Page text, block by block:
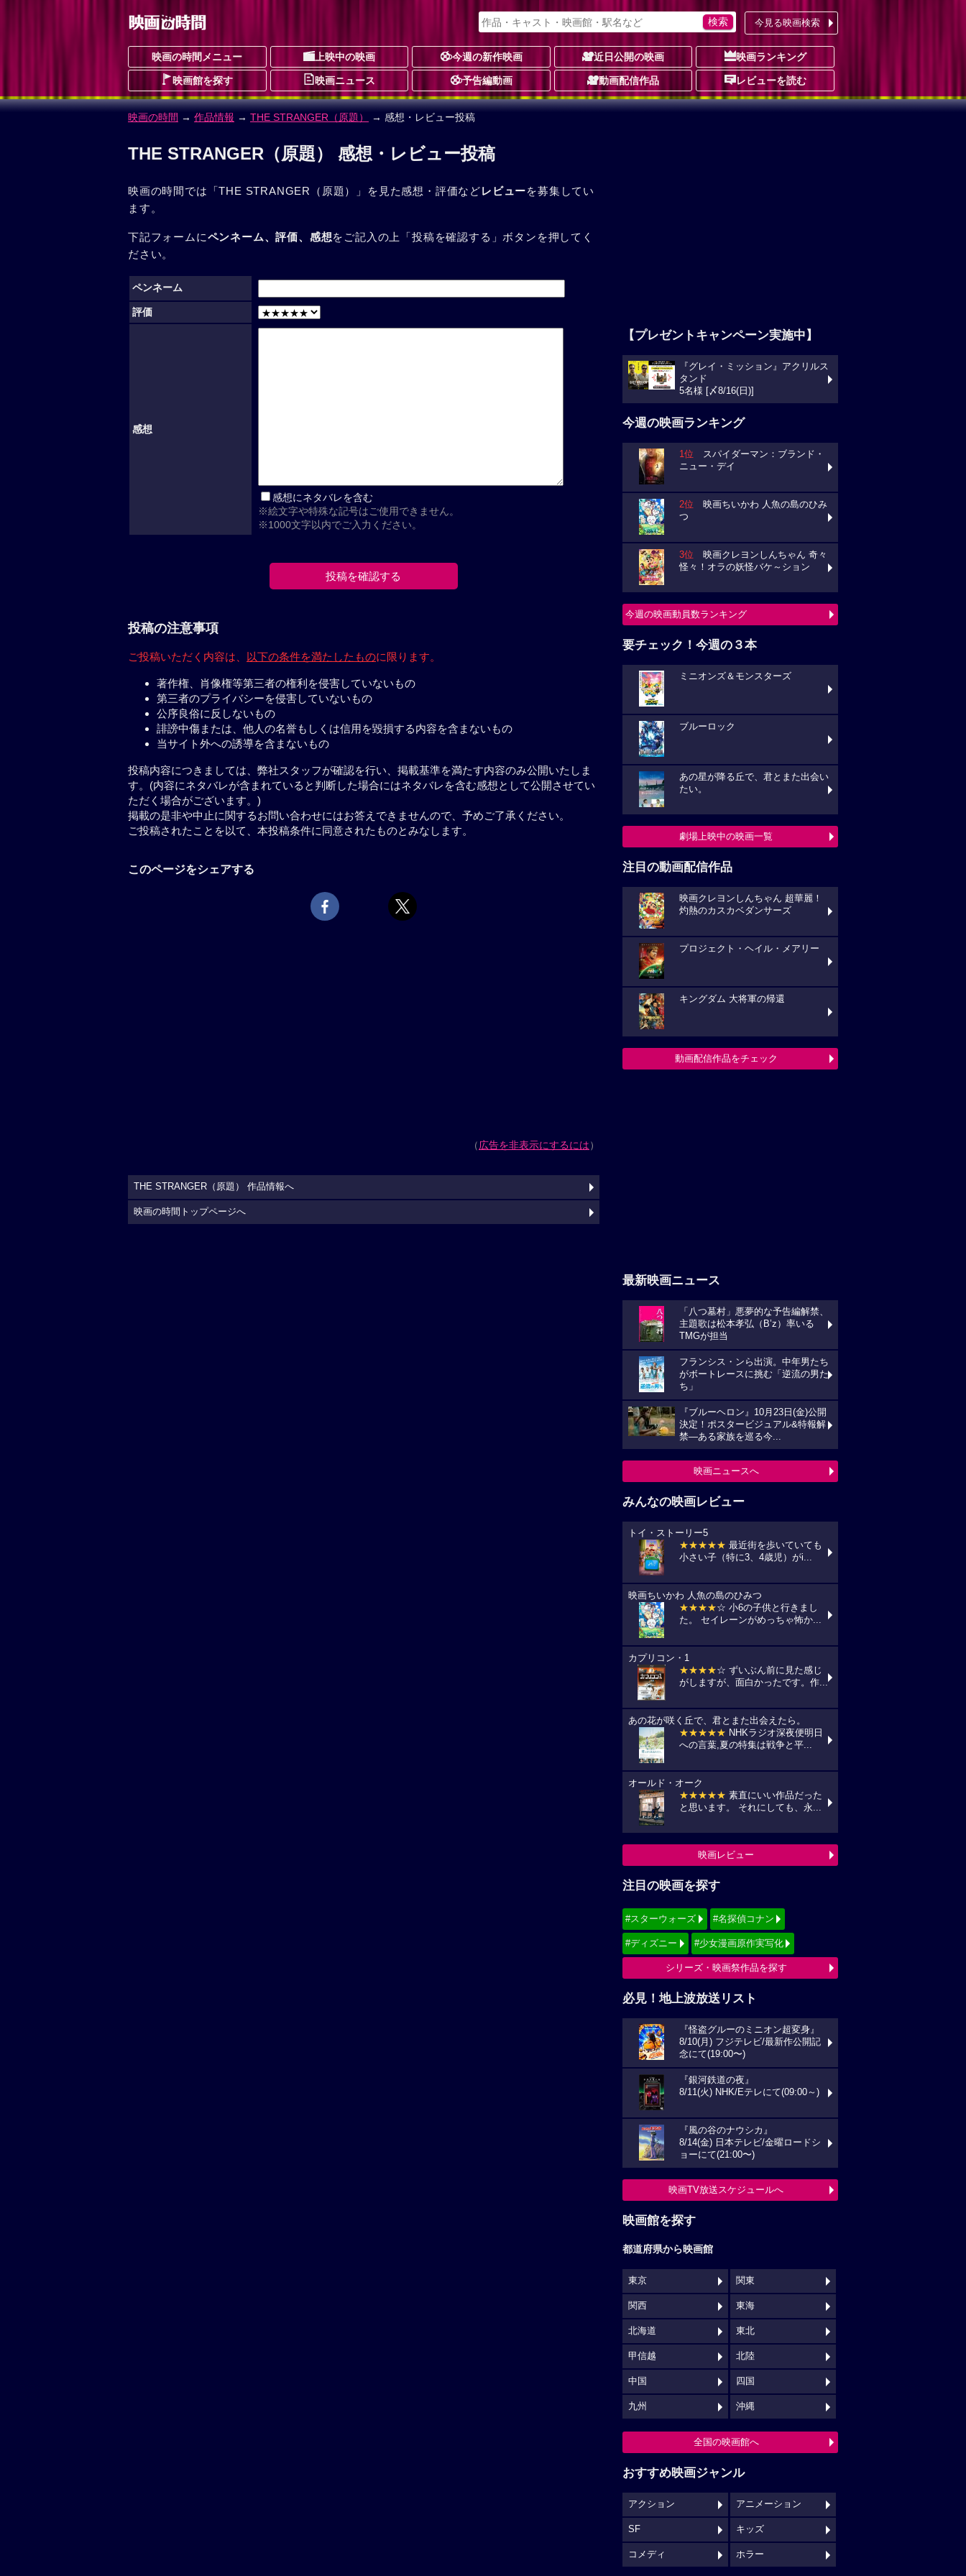
今見る映画検索
映画の時間メニュー 上映中の映画 今週の新作映画 近日公開の映画 映画ランキング
映画館を探す 映画ニュース 予告編動画 動画配信作品 レビューを読む
映画の時間 → 作品情報 → THE STRANGER（原題） → 感想・レビュー投稿
THE STRANGER（原題） 感想・レビュー投稿
映画の時間では「THE STRANGER（原題）」を見た感想・評価などレビューを募集してい
ます。
下記フォームにペンネーム、評価、感想をご記入の上「投稿を確認する」ボタンを押してく
ださい。
ペンネーム
評価
感想
感想にネタバレを含む
※絵文字や特殊な記号はご使用できません。
※1000文字以内でご入力ください。
投稿の注意事項
ご投稿いただく内容は、 以下の条件を満たしたものに限ります。
著作権、肖像権等第三者の権利を侵害していないもの
第三者のプライバシーを侵害していないもの
公序良俗に反しないもの
誹謗中傷または、他人の名誉もしくは信用を毀損する内容を含まないもの
当サイト外への誘導を含まないもの
投稿内容につきましては、弊社スタッフが確認を行い、掲載基準を満たす内容のみ公開いたしま
す。(内容にネタバレが含まれていると判断した場合にはネタバレを含む感想として公開させてい
ただく場合がございます。)
掲載の是非や中止に関するお問い合わせにはお答えできませんので、予めご了承ください。
ご投稿されたことを以て、本投稿条件に同意されたものとみなします。
このページをシェアする
（広告を非表示にするには）
【プレゼントキャンペーン実施中】
『グレイ・ミッション』アクリルス
タンド
5名様 [〆8/16(日)]
今週の映画ランキング
1位 スパイダーマン：ブランド・
ニュー・デイ
2位 映画ちいかわ 人魚の島のひみ
つ
3位 映画クレヨンしんちゃん 奇々
怪々！オラの妖怪バケ～ション
今週の映画動員数ランキング
要チェック！今週の３本
ミニオンズ＆モンスターズ
ブルーロック
あの星が降る丘で、君とまた出会い
たい。
劇場上映中の映画一覧
注目の動画配信作品
映画クレヨンしんちゃん 超華麗！
灼熱のカスカベダンサーズ
プロジェクト・ヘイル・メアリー
キングダム 大将軍の帰還
動画配信作品をチェック
最新映画ニュース
「八つ墓村」悪夢的な予告編解禁、
主題歌は松本孝弘（B’z）率いる
TMGが担当
フランシス・ンら出演。中年男たち
がボートレースに挑む「逆流の男た
ち」
『ブルーヘロン』10月23日(金)公開
決定！ポスタービジュアル&特報解
禁―ある家族を巡る今...
映画ニュースへ
みんなの映画レビュー
トイ・ストーリー5
★★★★★ 最近街を歩いていても
小さい子（特に3、4歳児）がi...
映画ちいかわ 人魚の島のひみつ
★★★★☆ 小6の子供と行きまし
た。 セイレーンがめっちゃ怖か...
カプリコン・1
★★★★☆ ずいぶん前に見た感じ
がしますが、面白かったです。作...
あの花が咲く丘で、君とまた出会えたら。
★★★★★ NHKラジオ深夜便明日
への言葉,夏の特集は戦争と平...
オールド・オーク
★★★★★ 素直にいい作品だった
と思います。 それにしても、永...
映画レビュー
注目の映画を探す
#スターウォーズ #名探偵コナン
#ディズニー #少女漫画原作実写化
シリーズ・映画祭作品を探す
必見！地上波放送リスト
『怪盗グルーのミニオン超変身』
8/10(月) フジテレビ/最新作公開記
念にて(19:00〜)
『銀河鉄道の夜』
8/11(火) NHK/Eテレにて(09:00～)
『風の谷のナウシカ』
8/14(金) 日本テレビ/金曜ロードシ
ョーにて(21:00〜)
映画TV放送スケジュールへ
映画館を探す
都道府県から映画館
東京 関東
関西 東海
北海道 東北
甲信越 北陸
中国 四国
九州 沖縄
全国の映画館へ
おすすめ映画ジャンル
アクション アニメーション
SF キッズ
コメディ ホラー
THE STRANGER（原題） 作品情報へ
映画の時間トップページへ